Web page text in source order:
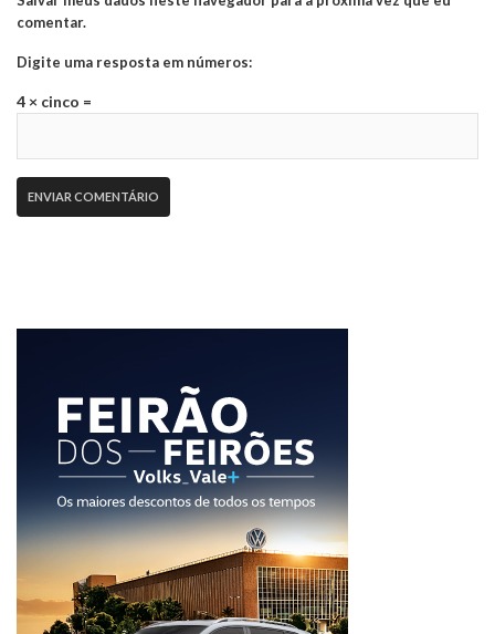
comentar.
Digite uma resposta em números:
4 × cinco =